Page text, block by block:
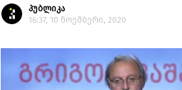
პუბლიკა
16:37, 10 ნოემბერი, 2020